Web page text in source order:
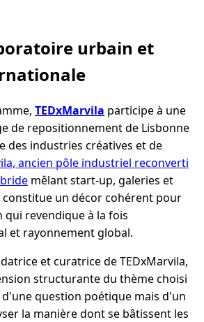
urbain et
TEDxMarvila participe à une
de repositionnement de Lisbonne
des industries créatives et de
ancien pôle industriel reconverti
mêlant start-up, galeries et
constitue un décor cohérent pour
revendique à la fois
et rayonnement global.
et curatrice de TEDxMarvila,
structurante du thème choisi
d'une question poétique mais d'un
la manière dont se bâtissent les